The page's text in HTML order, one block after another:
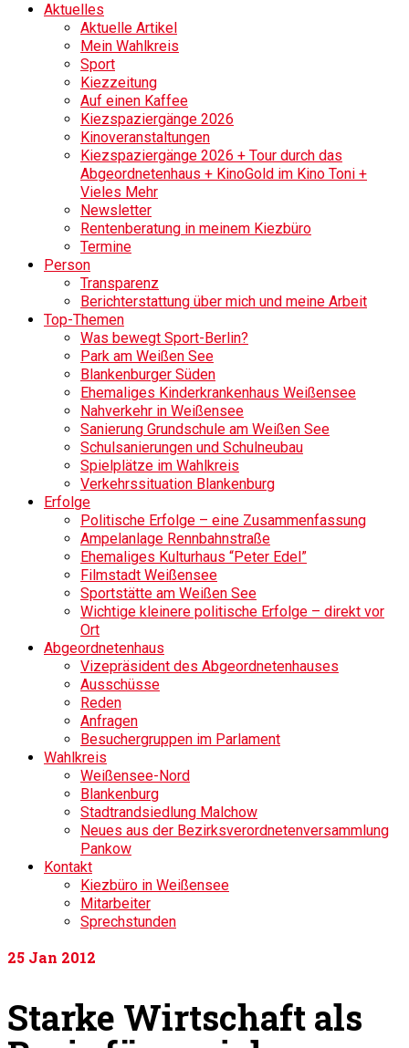
Aktuelles
Aktuelle Artikel
Mein Wahlkreis
Sport
Kiezzeitung
Auf einen Kaffee
Kiezspaziergänge 2026
Kinoveranstaltungen
Kiezspaziergänge 2026 + Tour durch das
Abgeordnetenhaus + KinoGold im Kino Toni +
Vieles Mehr
Newsletter
Rentenberatung in meinem Kiezbüro
Termine
Person
Transparenz
Berichterstattung über mich und meine Arbeit
Top-Themen
Was bewegt Sport-Berlin?
Park am Weißen See
Blankenburger Süden
Ehemaliges Kinderkrankenhaus Weißensee
Nahverkehr in Weißensee
Sanierung Grundschule am Weißen See
Schulsanierungen und Schulneubau
Spielplätze im Wahlkreis
Verkehrssituation Blankenburg
Erfolge
Politische Erfolge – eine Zusammenfassung
Ampelanlage Rennbahnstraße
Ehemaliges Kulturhaus “Peter Edel”
Filmstadt Weißensee
Sportstätte am Weißen See
Wichtige kleinere politische Erfolge – direkt vor
Ort
Abgeordnetenhaus
Vizepräsident des Abgeordnetenhauses
Ausschüsse
Reden
Anfragen
Besuchergruppen im Parlament
Wahlkreis
Weißensee-Nord
Blankenburg
Stadtrandsiedlung Malchow
Neues aus der Bezirksverordnetenversammlung
Pankow
Kontakt
Kiezbüro in Weißensee
Mitarbeiter
Sprechstunden
25 Jan 2012
Starke Wirtschaft als